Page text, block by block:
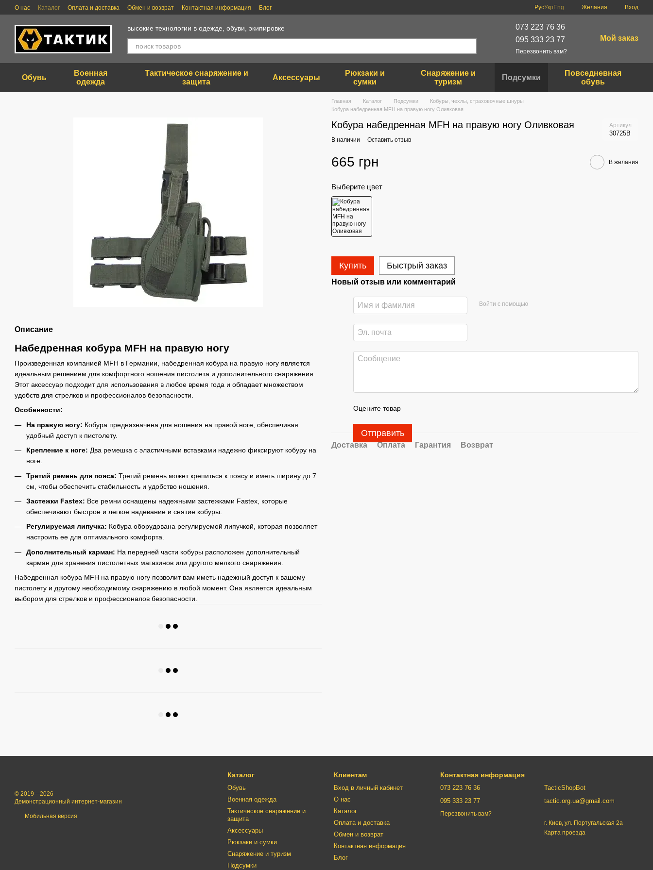
Перейти к основному контенту
О нас Каталог Оплата и доставка Обмен и возврат Контактная информация Блог РусУкр Eng Желания Вход
высокие технологии в одежде, обуви, экипировке
073 223 76 36
095 333 23 77
Перезвонить вам?
Мой заказ
Обувь
Военная
одежда
Тактическое снаряжение и
защита
Аксессуары
Рюкзаки и
сумки
Снаряжение и
туризм
Подсумки
Повседневная
обувь
Описание
Набедренная кобура MFH на правую ногу
Произведенная компанией MFH в Германии, набедренная кобура на правую ногу является
идеальным решением для комфортного ношения пистолета и дополнительного снаряжения.
Этот аксессуар подходит для использования в любое время года и обладает множеством
удобств для стрелков и профессионалов безопасности.
Особенности:
На правую ногу: Кобура предназначена для ношения на правой ноге, обеспечивая
удобный доступ к пистолету.
Крепление к ноге: Два ремешка с эластичными вставками надежно фиксируют кобуру на
ноге.
Третий ремень для пояса: Третий ремень может крепиться к поясу и иметь ширину до 7
см, чтобы обеспечить стабильность и удобство ношения.
Застежки Fastex: Все ремни оснащены надежными застежками Fastex, которые
обеспечивают быстрое и легкое надевание и снятие кобуры.
Регулируемая липучка: Кобура оборудована регулируемой липучкой, которая позволяет
настроить ее для оптимального комфорта.
Дополнительный карман: На передней части кобуры расположен дополнительный
карман для хранения пистолетных магазинов или другого мелкого снаряжения.
Набедренная кобура MFH на правую ногу позволит вам иметь надежный доступ к вашему
пистолету и другому необходимому снаряжению в любой момент. Она является идеальным
выбором для стрелков и профессионалов безопасности.
Главная Каталог Подсумки
Кобуры, чехлы, страховочные шнуры
Кобура набедренная MFH на правую ногу Оливковая
Кобура набедренная MFH на правую ногу Оливковая Артикул
30725B
В наличии Оставить отзыв
665 грн В желания
Выберите цвет
Купить Быстрый заказ
Новый отзыв или комментарий
Войти с помощью
Оцените товар
Отправить
Доставка Оплата Гарантия Возврат
© 2019—2026
Демонстрационный интернет-магазин
Мобильная версия
Каталог
Обувь
Военная одежда
Тактическое снаряжение и
защита
Аксессуары
Рюкзаки и сумки
Снаряжение и туризм
Подсумки
Клиентам
Вход в личный кабинет
О нас
Каталог
Оплата и доставка
Обмен и возврат
Контактная информация
Блог
Контактная информация
073 223 76 36
095 333 23 77
Перезвонить вам?
TacticShopBot
tactic.org.ua@gmail.com
г. Киев, ул. Португальская 2а
Карта проезда